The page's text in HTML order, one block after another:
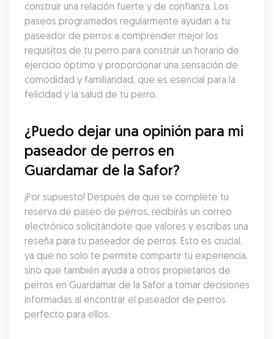
construir una relación fuerte y de confianza. Los
paseos programados regularmente ayudan a tu
paseador de perros a comprender mejor los
requisitos de tu perro para construir un horario de
ejercicio óptimo y proporcionar una sensación de
comodidad y familiaridad, que es esencial para la
felicidad y la salud de tu perro.
¿Puedo dejar una opinión para mi
paseador de perros en
Guardamar de la Safor?
¡Por supuesto! Después de que se complete tu
reserva de paseo de perros, recibirás un correo
electrónico solicitándote que valores y escribas una
reseña para tu paseador de perros. Esto es crucial,
ya que no solo te permite compartir tu experiencia,
sino que también ayuda a otros propietarios de
perros en Guardamar de la Safor a tomar decisiones
informadas al encontrar el paseador de perros
perfecto para ellos.